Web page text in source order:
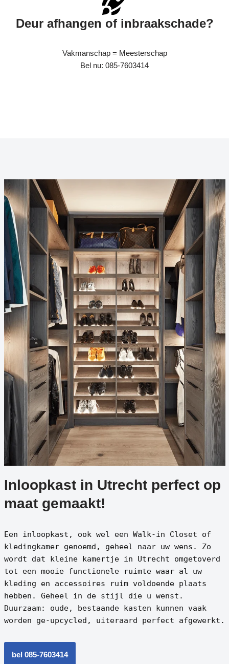
Deur afhangen of inbraakschade?
Vakmanschap = Meesterschap
Bel nu: 085-7603414
Inloopkast in Utrecht perfect op
maat gemaakt!
Een inloopkast, ook wel een Walk-in Closet of
kledingkamer genoemd, geheel naar uw wens. Zo
wordt dat kleine kamertje in Utrecht omgetoverd
tot een mooie functionele ruimte waar al uw
kleding en accessoires ruim voldoende plaats
hebben. Geheel in de stijl die u wenst.
Duurzaam: oude, bestaande kasten kunnen vaak
worden ge-upcycled, uiteraard perfect afgewerkt.
bel 085-7603414